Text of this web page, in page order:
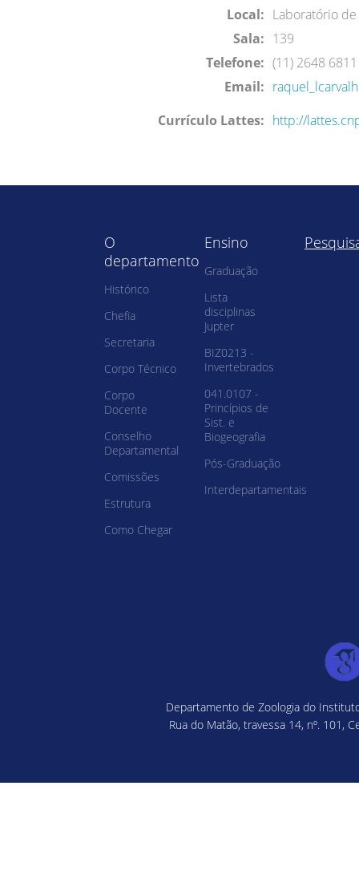
Local: Laboratório
Sala: 139
Telefone: (11) 2648 6811
Email:
Currículo Lattes: http://
O
departamento
Histórico
Chefia
Secretaria
Corpo Técnico
Corpo
Docente
Conselho
Departamental
Comissões
Estrutura
Como Chegar
Ensino
Graduação
Lista
disciplinas
Jupter
BIZ0213 -
Invertebrados
041.0107 -
Princípios de
Sist. e
Biogeografia
Pós-Graduação
Interdepartamentais
Departamento de Zoologia do
Rua do Matão, travessa 14, nº. 101,